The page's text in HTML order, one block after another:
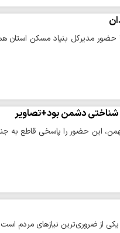
حضور مدیرکل بنیاد مسکن استان
حجت الاسلام موحدی با اشاره به حضور گسترده و آگاهانه مردم در راهپیمایی ۲۲
از ضروری‌ترین نیازهای مردم است